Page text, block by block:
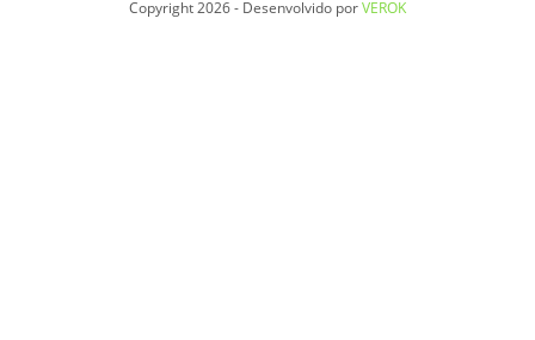
Copyright 2026 - Desenvolvido porVEROK